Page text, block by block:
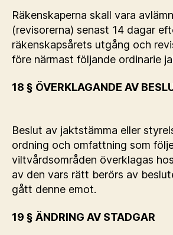
Räkenskaperna skall vara
(revisorerna) senast 14 dagar
räkenskapsårets utgång och
före närmast följande ordinarie
18 § ÖVERKLAGANDE AV
Beslut av jaktstämma eller
ordning och omfattning som
viltvårdsområden överklagas
av den vars rätt berörs av
gått denne emot.
19 § ÄNDRING AV STADGAR